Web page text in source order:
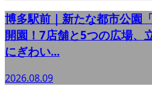
博多駅前｜新たな都市公園
開園！7店舗と5つの広場、
にぎわい...
2026.08.09